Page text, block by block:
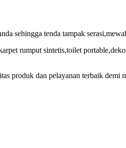
sehingga tenda tampak
rumput sintetis,toilet
produk dan pelayanan terbaik demi